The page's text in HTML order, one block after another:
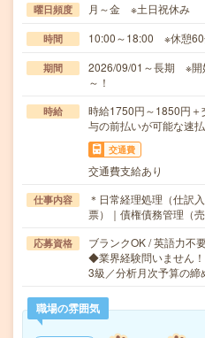
曜日頻度 月～金 ※土日祝休み
時間 10:00～18:00 ※休憩60
期間
2026/09/01～長期 ※開
～！
時給
時給1750円～1850円
与の前払いが可能な速
交通費
交通費支給あり
仕事内容
＊日常経理処理（仕訳
票）｜債権債務管理（
応募資格
ブランクOK / 英語力不
◆業界経験問いません
3級／分析月次予算の
職場の雰囲気